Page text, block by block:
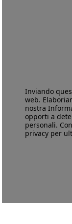
Inviando
web.
nostra
opporti a
personali.
privacy per